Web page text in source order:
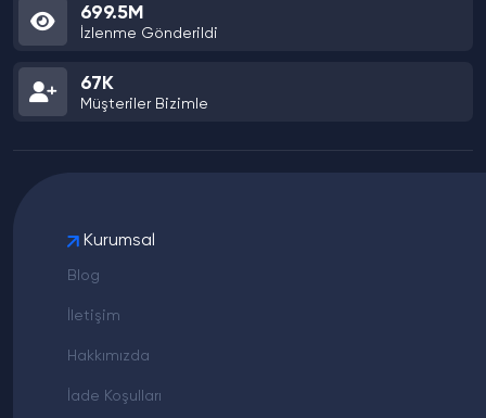
699.5M
İzlenme Gönderildi
67K
Müşteriler Bizimle
Kurumsal
Blog
İletişim
Hakkımızda
İade Koşulları